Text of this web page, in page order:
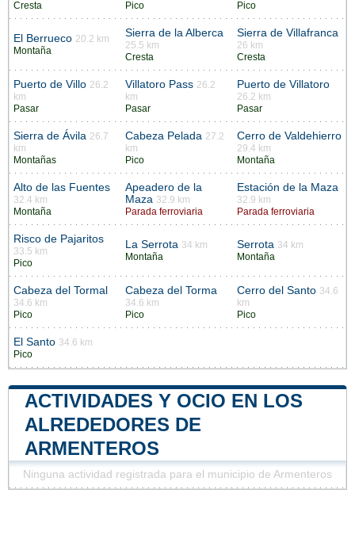
Cresta
Pico
Pico
El Berrueco 20.2 km
Montaña
Sierra de la Alberca
25.5 km
Cresta
Sierra de Villafranca
26 km
Cresta
Puerto de Villo 26.2
km
Pasar
Villatoro Pass 26.2
km
Pasar
Puerto de Villatoro
26.2 km
Pasar
Sierra de Ávila 26.7
km
Montañas
Cabeza Pelada 27.2
km
Pico
Cerro de Valdehierro
29.4 km
Montaña
Alto de las Fuentes
32.4 km
Montaña
Apeadero de la
Maza 32.9 km
Parada ferroviaria
Estación de la Maza
32.9 km
Parada ferroviaria
Risco de Pajaritos
33.5 km
Pico
La Serrota 34 km
Montaña
Serrota 34 km
Montaña
Cabeza del Tormal
34.6 km
Pico
Cabeza del Torma
34.6 km
Pico
Cerro del Santo 34.6
km
Pico
El Santo 34.6 km
Pico
ACTIVIDADES Y OCIO EN LOS
ALREDEDORES DE
ARMENTEROS
Ninguna actividad registrada para el municipio de Armenteros